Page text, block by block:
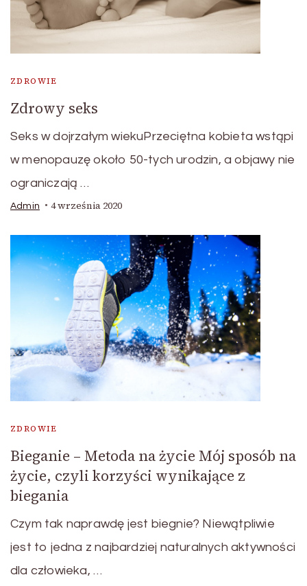
ZDROWIE
Zdrowy seks
Seks w dojrzałym wiekuPrzeciętna kobieta wstąpi
w menopauzę około 50-tych urodzin, a objawy nie
ograniczają …
Admin 4 września 2020
ZDROWIE
Bieganie – Metoda na życie Mój sposób na
życie, czyli korzyści wynikające z
biegania
Czym tak naprawdę jest biegnie? Niewątpliwie
jest to jedna z najbardziej naturalnych aktywności
dla człowieka, …